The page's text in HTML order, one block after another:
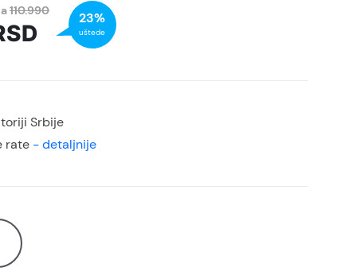
110.990 23%
uštede
Srbije
rate- detaljnije